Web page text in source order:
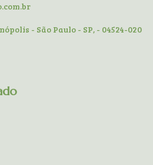
- São Paulo - SP, - 04524-020